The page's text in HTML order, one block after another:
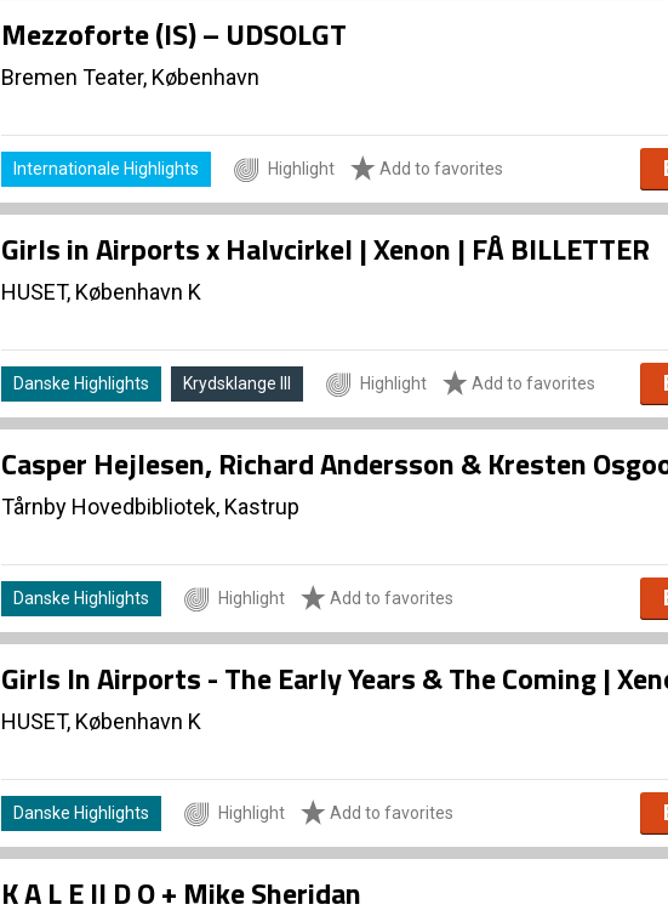
Mezzoforte (IS) – UDSOLGT
Bremen Teater, København
Internationale Highlights Highlight Add to favorites
Girls in Airports x Halvcirkel | Xenon | FÅ BILLETTER
HUSET, København K
Danske Highlights Krydsklange III Highlight Add to favorites
Casper Hejlesen, Richard Andersson & Kresten
Tårnby Hovedbibliotek, Kastrup
Danske Highlights Highlight Add to favorites
Girls In Airports - The Early Years & The Coming |
HUSET, København K
Danske Highlights Highlight Add to favorites
K A L E II D O + Mike Sheridan